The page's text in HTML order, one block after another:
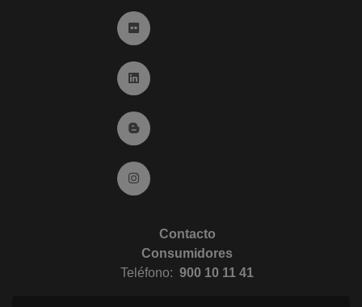
Ir a Flickr (abre en ventana nueva)
Ir a Linkedin (abre en ventana nueva)
Ir al Blog (abre en ventana nueva)
Ir a Instagram (abre en ventana nueva)
Contacto
Consumidores
Teléfono: 900 10 11 41